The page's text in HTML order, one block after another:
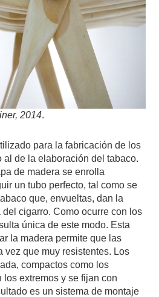
2014.
para la fabricación de los
al de la elaboración del tabaco.
de madera se enrolla
un tubo perfecto, tal como se
que, envueltas, dan la
cigarro. Como ocurre con los
única de este modo. Esta
la madera permite que las
vez que muy resistentes. Los
compactos como los
extremos y se fijan con
es un sistema de montaje